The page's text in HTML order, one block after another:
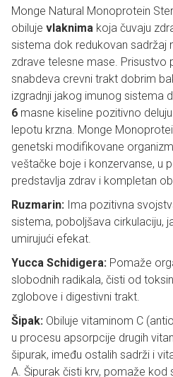
Monge Natural Monoprotein
obiluje vlaknima koja čuvaju
sistema dok redukovan sadržaj
zdrave telesne mase. Prisustvo
snabdeva crevni trakt dobrim
izgradnji jakog imunog sistema
6 masne kiseline pozitivno
lepotu krzna. Monge
genetski modifikovane
veštačke boje i konzervanse, u
predstavlja zdrav i kompletan
Ruzmarin: Ima pozitivna
sistema, poboljšava cirkulaciju,
umirujući efekat.
Yucca Schidigera: Pomaže
slobodnih radikala, čisti od
zglobove i digestivni trakt.
Šipak: Obiluje vitaminom C
u procesu apsorpcije drugih
šipurak, imeđu ostalih sadrži i
A. Šipurak čisti krv, pomaže kod